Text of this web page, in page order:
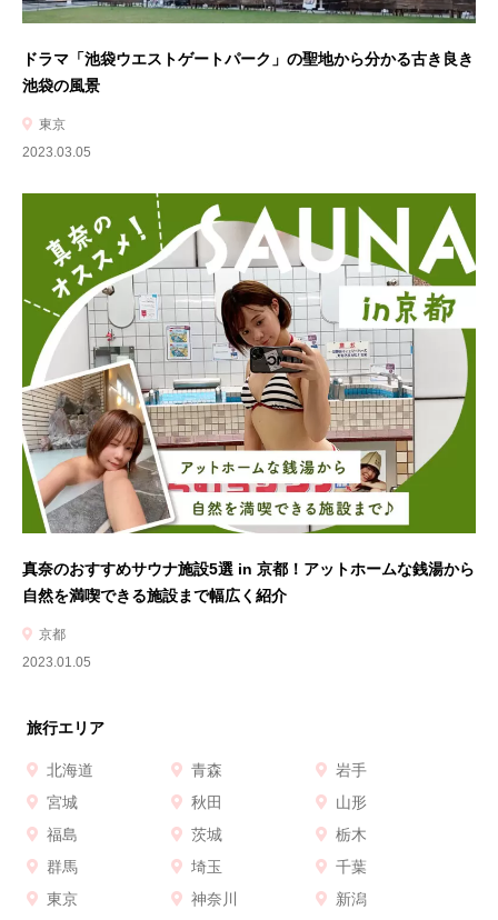
ドラマ「池袋ウエストゲートパーク」の聖地から分かる古き良き
池袋の風景
東京
2023.03.05
真奈のおすすめサウナ施設5選 in 京都！アットホームな銭湯から
自然を満喫できる施設まで幅広く紹介
京都
2023.01.05
旅行エリア
北海道 青森
岩手
宮城
秋田
山形
福島
茨城
栃木
群馬
埼玉
千葉
東京
神奈川
新潟